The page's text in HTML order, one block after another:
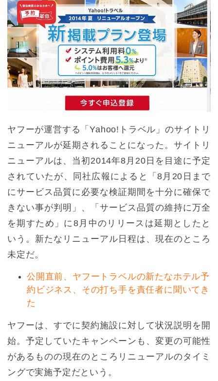
ヤフーが運営する「Yahoo!トラベル」のサイトリ
ニューアルが延期されることになった。サイトリ
ニューアルは、当初2014年8月20日を目途に予定
されていたが、同社広報によると「8月20日まで
にサービス品質に必要な検証期間を十分に確保で
きない事が判明」、「サービス品質の維持に万全
を期すため」に8月中のリリースは延期としたと
いう。新たなリニューアル日程は、現在のところ
未定だ。
公開直前、ヤフートラベルの新たなホテル予
約ビジネス、その打ち手を責任者に聞いてき
た
ヤフーは、すでに契約施設に対して状況説明を開
始。予定していたキャンペーンも、変更の可能性
があるものの現在のところリニューアルのタイミ
ングで実施予定だという。